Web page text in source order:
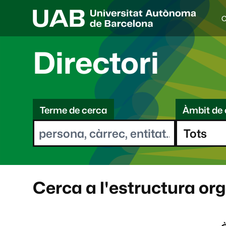
I
d
i
a
e
l
e
o
t
Directori
C
eTerme de cerca Àmbit de
Cerca a l'estructura